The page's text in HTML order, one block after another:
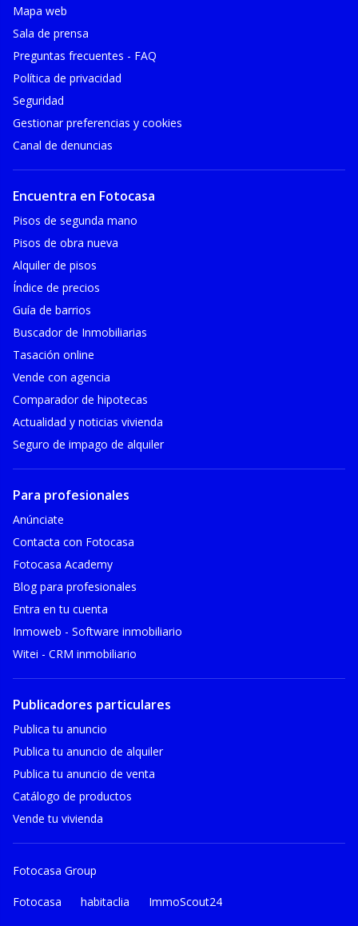
Mapa web
Sala de prensa
Preguntas frecuentes - FAQ
Política de privacidad
Seguridad
Gestionar preferencias y cookies
Canal de denuncias
Encuentra en Fotocasa
Pisos de segunda mano
Pisos de obra nueva
Alquiler de pisos
Índice de precios
Guía de barrios
Buscador de Inmobiliarias
Tasación online
Vende con agencia
Comparador de hipotecas
Actualidad y noticias vivienda
Seguro de impago de alquiler
Para profesionales
Anúnciate
Contacta con Fotocasa
Fotocasa Academy
Blog para profesionales
Entra en tu cuenta
Inmoweb - Software inmobiliario
Witei - CRM inmobiliario
Publicadores particulares
Publica tu anuncio
Publica tu anuncio de alquiler
Publica tu anuncio de venta
Catálogo de productos
Vende tu vivienda
Fotocasa Group
Fotocasa habitaclia ImmoScout24